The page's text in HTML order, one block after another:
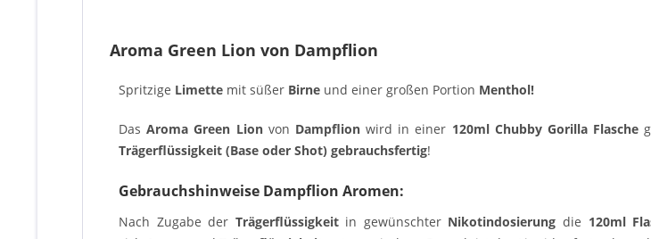
Aroma Green Lion von Dampflion
Spritzige Limette mit süßer Birne und einer großen Portion Menthol!
DasAroma Green Lion von Dampflionwird in einer 120ml Chubby Gorilla Flasche
Trägerflüssigkeit (Base oder Shot) gebrauchsfertig!
Gebrauchshinweise Dampflion Aromen:
Nach Zugabe der Trägerflüssigkeitin gewünschter Nikotindosierung die 120ml